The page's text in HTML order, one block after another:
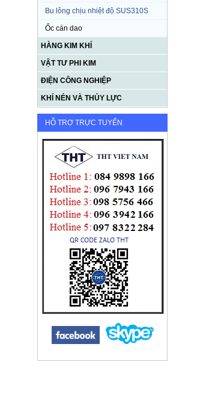
Bu lông chịu nhiệt độ SUS310S
Ốc cán dao
HÀNG KIM KHÍ
VẬT TƯ PHI KIM
ĐIỆN CÔNG NGHIỆP
KHÍ NÉN VÀ THỦY LỰC
HỖ TRỢ TRỰC TUYẾN